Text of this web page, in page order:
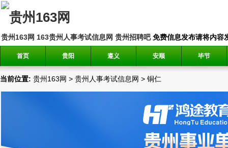
贵州163网 163贵州人事考试信息网 贵州招聘吧免费信息发布请将内容
首页 贵阳 遵义 安顺 毕节
当前位置: 贵州163网 > 贵州人事考试信息网 > 铜仁